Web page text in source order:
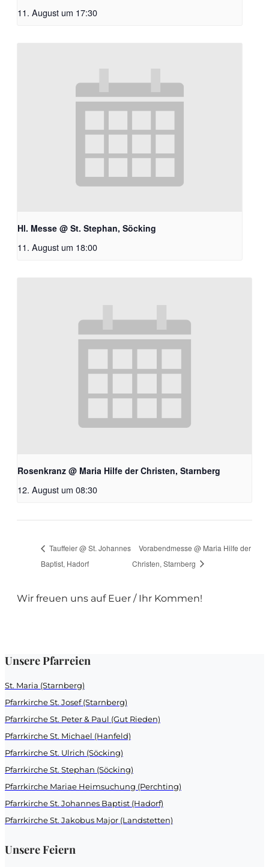
11. August um 17:30
Hl. Messe @ St. Stephan, Söcking
11. August um 18:00
Rosenkranz @ Maria Hilfe der Christen, Starnberg
12. August um 08:30
Tauffeier @ St. Johannes
Baptist, Hadorf
Vorabendmesse @ Maria Hilfe der
Christen, Starnberg
Wir freuen uns auf Euer / Ihr Kommen!
Unsere Pfarreien
St. Maria (Starnberg)
Pfarrkirche St. Josef (Starnberg)
Pfarrkirche St. Peter & Paul (Gut Rieden)
Pfarrkirche St. Michael (Hanfeld)
Pfarrkirche St. Ulrich (Söcking)
Pfarrkirche St. Stephan (Söcking)
Pfarrkirche Mariae Heimsuchung (Perchting)
Pfarrkirche St. Johannes Baptist (Hadorf)
Pfarrkirche St. Jakobus Major (Landstetten)
Unsere Feiern